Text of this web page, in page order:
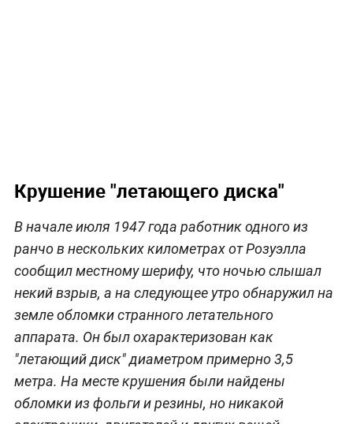
Крушение "летающего диска"
В начале июля 1947 года работник одного из
ранчо в нескольких километрах от Розуэлла
сообщил местному шерифу, что ночью слышал
некий взрыв, а на следующее утро обнаружил на
земле обломки странного летательного
аппарата. Он был охарактеризован как
"летающий диск" диаметром примерно 3,5
метра. На месте крушения были найдены
обломки из фольги и резины, но никакой